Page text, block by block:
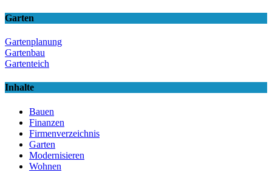
Garten
Gartenplanung
Gartenbau
Gartenteich
Inhalte
Bauen
Finanzen
Firmenverzeichnis
Garten
Modernisieren
Wohnen